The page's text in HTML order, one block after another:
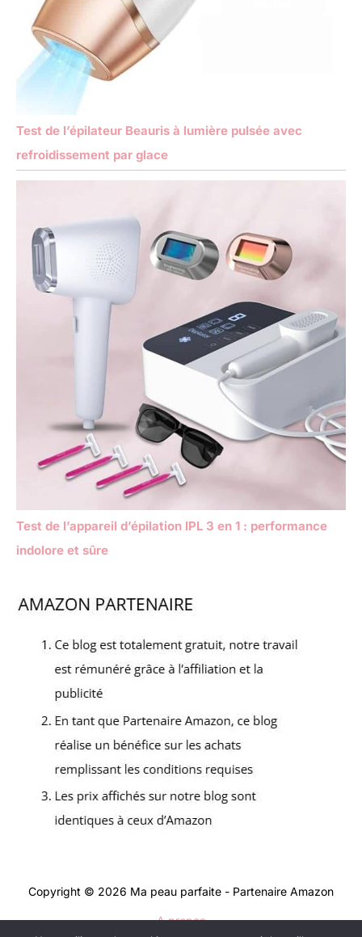
Test de l’épilateur Beauris à lumière pulsée avec
refroidissement par glace
Test de l’appareil d’épilation IPL 3 en 1 : performance
indolore et sûre
Copyright © 2026 Ma peau parfaite - Partenaire Amazon
A propos